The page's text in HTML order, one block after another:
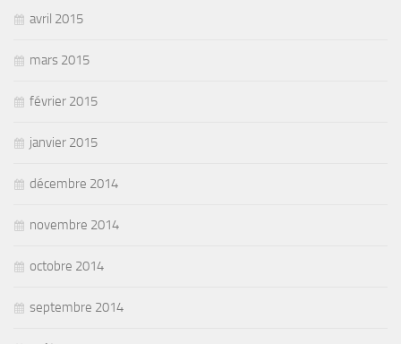
avril 2015
mars 2015
février 2015
janvier 2015
décembre 2014
novembre 2014
octobre 2014
septembre 2014